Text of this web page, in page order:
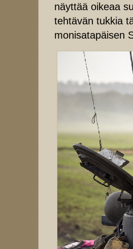
näyttää oikeaa
tehtävän tukkia
monisatapäisen